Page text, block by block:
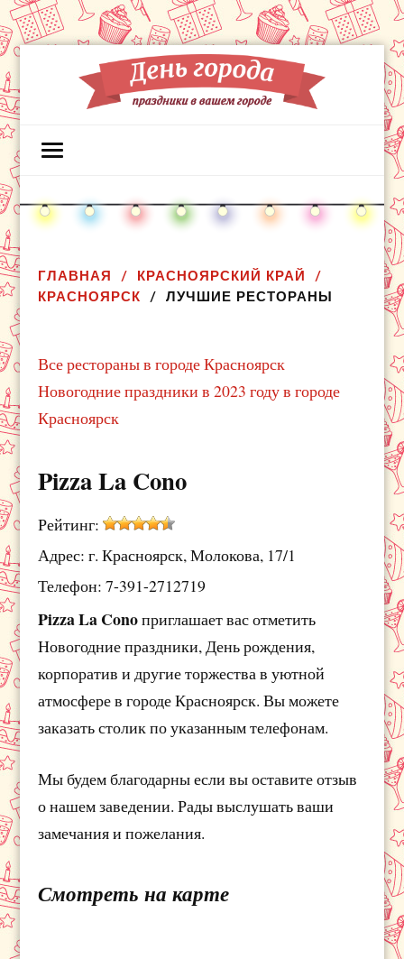
ГЛАВНАЯ
КРАСНОЯРСКИЙ КРАЙ
КРАСНОЯРСК
ЛУЧШИЕ РЕСТОРАНЫ
Все рестораны в городе Красноярск
Новогодние праздники в 2023 году в городе
Красноярск
Pizza La Cono
Рейтинг:
Адрес: г. Красноярск, Молокова, 17/1
Телефон: 7-391-2712719
Pizza La Conoприглашает вас отметить
Новогодние праздники, День рождения,
корпоратив и другие торжества в уютной
атмосфере в городе Красноярск. Вы можете
заказать столик по указанным телефонам.
Мы будем благодарны если вы оставите отзыв
о нашем заведении. Рады выслушать ваши
замечания и пожелания.
Смотреть на карте